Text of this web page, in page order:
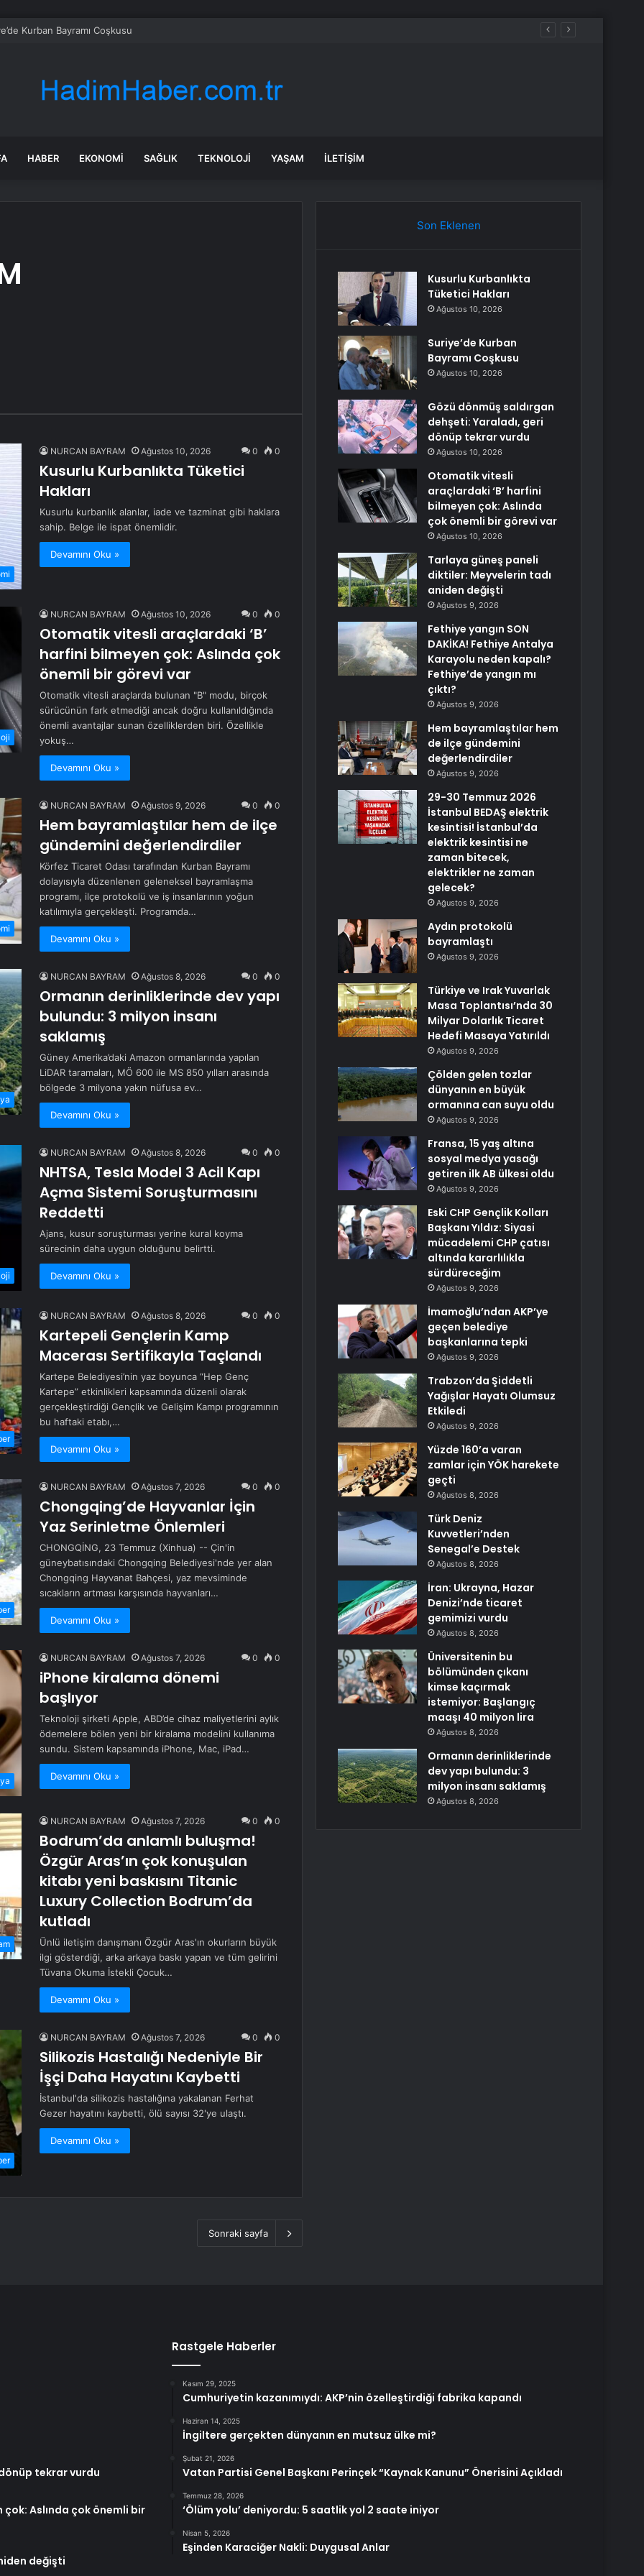
Kurban Bayramı Coşkusu
HABER EKONOMI SAĞLIK TEKNOLOJI YAŞAM İLETIŞIM
NURCAN BAYRAM Ağustos 10, 2026 0 0
Kusurlu Kurbanlıkta Tüketici
Hakları
Kusurlu kurbanlık alanlar, iade ve tazminat gibi haklara
sahip. Belge ile ispat önemlidir.
Devamını Oku »
NURCAN BAYRAM Ağustos 10, 2026 0 0
Otomatik vitesli araçlardaki ‘B’
harfini bilmeyen çok: Aslında çok
önemli bir görevi var
Otomatik vitesli araçlarda bulunan "B" modu, birçok
sürücünün fark etmediği ancak doğru kullanıldığında
önemli avantajlar sunan özelliklerden biri. Özellikle
yokuş…
Devamını Oku »
NURCAN BAYRAM Ağustos 9, 2026 0 0
Hem bayramlaştılar hem de ilçe
gündemini değerlendirdiler
Körfez Ticaret Odası tarafından Kurban Bayramı
dolayısıyla düzenlenen geleneksel bayramlaşma
programı, ilçe protokolü ve iş insanlarının yoğun
katılımıyla gerçekleşti. Programda…
Devamını Oku »
NURCAN BAYRAM Ağustos 8, 2026 0 0
Ormanın derinliklerinde dev yapı
bulundu: 3 milyon insanı
saklamış
Güney Amerika’daki Amazon ormanlarında yapılan
LiDAR taramaları, MÖ 600 ile MS 850 yılları arasında
bölgede 3 milyona yakın nüfusa ev…
Devamını Oku »
NURCAN BAYRAM Ağustos 8, 2026 0 0
NHTSA, Tesla Model 3 Acil Kapı
Açma Sistemi Soruşturmasını
Reddetti
Ajans, kusur soruşturması yerine kural koyma
sürecinin daha uygun olduğunu belirtti.
Devamını Oku »
NURCAN BAYRAM Ağustos 8, 2026 0 0
Kartepeli Gençlerin Kamp
Macerası Sertifikayla Taçlandı
Kartepe Belediyesi’nin yaz boyunca “Hep Genç
Kartepe” etkinlikleri kapsamında düzenli olarak
gerçekleştirdiği Gençlik ve Gelişim Kampı programının
bu haftaki etabı,…
Devamını Oku »
NURCAN BAYRAM Ağustos 7, 2026 0 0
Chongqing’de Hayvanlar İçin
Yaz Serinletme Önlemleri
CHONGQİNG, 23 Temmuz (Xinhua) -- Çin'in
güneybatısındaki Chongqing Belediyesi'nde yer alan
Chongqing Hayvanat Bahçesi, yaz mevsiminde
sıcakların artması karşısında hayvanları…
Devamını Oku »
NURCAN BAYRAM Ağustos 7, 2026 0 0
iPhone kiralama dönemi
başlıyor
Teknoloji şirketi Apple, ABD’de cihaz maliyetlerini aylık
ödemelere bölen yeni bir kiralama modelini kullanıma
sundu. Sistem kapsamında iPhone, Mac, iPad…
Devamını Oku »
NURCAN BAYRAM Ağustos 7, 2026 0 0
Bodrum’da anlamlı buluşma!
Özgür Aras’ın çok konuşulan
kitabı yeni baskısını Titanic
Luxury Collection Bodrum’da
kutladı
Ünlü iletişim danışmanı Özgür Aras'ın okurların büyük
ilgi gösterdiği, arka arkaya baskı yapan ve tüm gelirini
Tüvana Okuma İstekli Çocuk…
Devamını Oku »
NURCAN BAYRAM Ağustos 7, 2026 0 0
Silikozis Hastalığı Nedeniyle Bir
İşçi Daha Hayatını Kaybetti
İstanbul'da silikozis hastalığına yakalanan Ferhat
Gezer hayatını kaybetti, ölü sayısı 32'ye ulaştı.
Devamını Oku »
Sonraki sayfa
Son Eklenen
Kusurlu Kurbanlıkta
Tüketici Hakları
Ağustos 10, 2026
Suriye’de Kurban
Bayramı Coşkusu
Ağustos 10, 2026
Gözü dönmüş saldırgan
dehşeti: Yaraladı, geri
dönüp tekrar vurdu
Ağustos 10, 2026
Otomatik vitesli
araçlardaki ‘B’ harfini
bilmeyen çok: Aslında
çok önemli bir görevi var
Ağustos 10, 2026
Tarlaya güneş paneli
diktiler: Meyvelerin tadı
aniden değişti
Ağustos 9, 2026
Fethiye yangın SON
DAKİKA! Fethiye Antalya
Karayolu neden kapalı?
Fethiye’de yangın mı
çıktı?
Ağustos 9, 2026
Hem bayramlaştılar hem
de ilçe gündemini
değerlendirdiler
Ağustos 9, 2026
29-30 Temmuz 2026
İstanbul BEDAŞ elektrik
kesintisi! İstanbul’da
elektrik kesintisi ne
zaman bitecek,
elektrikler ne zaman
gelecek?
Ağustos 9, 2026
Aydın protokolü
bayramlaştı
Ağustos 9, 2026
Türkiye ve Irak Yuvarlak
Masa Toplantısı’nda 30
Milyar Dolarlık Ticaret
Hedefi Masaya Yatırıldı
Ağustos 9, 2026
Çölden gelen tozlar
dünyanın en büyük
ormanına can suyu oldu
Ağustos 9, 2026
Fransa, 15 yaş altına
sosyal medya yasağı
getiren ilk AB ülkesi oldu
Ağustos 9, 2026
Eski CHP Gençlik Kolları
Başkanı Yıldız: Siyasi
mücadelemi CHP çatısı
altında kararlılıkla
sürdüreceğim
Ağustos 9, 2026
İmamoğlu’ndan AKP’ye
geçen belediye
başkanlarına tepki
Ağustos 9, 2026
Trabzon’da Şiddetli
Yağışlar Hayatı Olumsuz
Etkiledi
Ağustos 9, 2026
Yüzde 160’a varan
zamlar için YÖK harekete
geçti
Ağustos 8, 2026
Türk Deniz
Kuvvetleri’nden
Senegal’e Destek
Ağustos 8, 2026
İran: Ukrayna, Hazar
Denizi’nde ticaret
gemimizi vurdu
Ağustos 8, 2026
Üniversitenin bu
bölümünden çıkanı
kimse kaçırmak
istemiyor: Başlangıç
maaşı 40 milyon lira
Ağustos 8, 2026
Ormanın derinliklerinde
dev yapı bulundu: 3
milyon insanı saklamış
Ağustos 8, 2026
tekrar vurdu
Aslında çok önemli bir
değişti
Rastgele Haberler
Kasım 29, 2025
Cumhuriyetin kazanımıydı: AKP’nin özelleştirdiği fabrika kapandı
Haziran 14, 2025
İngiltere gerçekten dünyanın en mutsuz ülke mi?
Şubat 21, 2026
Vatan Partisi Genel Başkanı Perinçek “Kaynak Kanunu” Önerisini Açıkladı
Temmuz 28, 2026
‘Ölüm yolu’ deniyordu: 5 saatlik yol 2 saate iniyor
Nisan 5, 2026
Eşinden Karaciğer Nakli: Duygusal Anlar